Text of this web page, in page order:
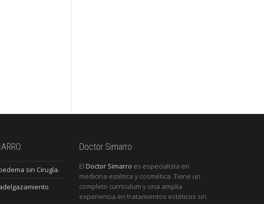
sin Cirugía.
Doctor Simarro
El Doctor Simarro es especialista en
medicina estética y cosmética. Tiene un
completo curriculum y una amplia
experiencia en tratamientos estéticos sin